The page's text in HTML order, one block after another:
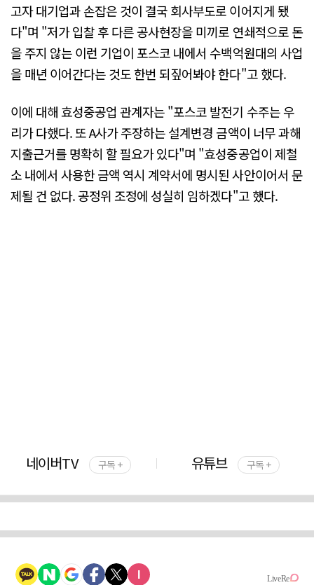
고자 대기업과 손잡은 것이 결국 회사부도로 이어지게 됐
다"며 "저가 입찰 후 다른 공사현장을 미끼로 연쇄적으로 돈
을 주지 않는 이런 기업이 포스코 내에서 수백억원대의 사업
을 매년 이어간다는 것도 한번 되짚어봐야 한다"고 했다.
이에 대해 효성중공업 관계자는 "포스코 발전기 수주는 우
리가 다했다. 또 A사가 주장하는 설계변경 금액이 너무 과해
지출근거를 명확히 할 필요가 있다"며 "효성중공업이 제철
소 내에서 사용한 금액 역시 계약서에 명시된 사안이어서 문
제될 건 없다. 공정위 조정에 성실히 임하겠다"고 했다.
네이버TV 구독 + 유튜브 구독 +